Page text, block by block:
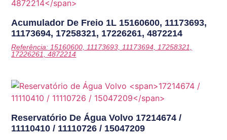
Acumulador De Freio 1L 15160600, 11173693,
11173694, 17258321, 17226261, 4872214
Referência: 15160600, 11173693, 11173694, 17258321,
17226261, 4872214
Reservatório De Água Volvo 17214674 /
11110410 / 11110726 / 15047209